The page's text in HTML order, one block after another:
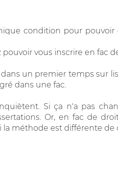
condition pour pouvoir
pouvoir vous inscrire en fac
un premier temps sur
dans une fac.
Si ça n'a pas
Or, en fac de
méthode est différente de